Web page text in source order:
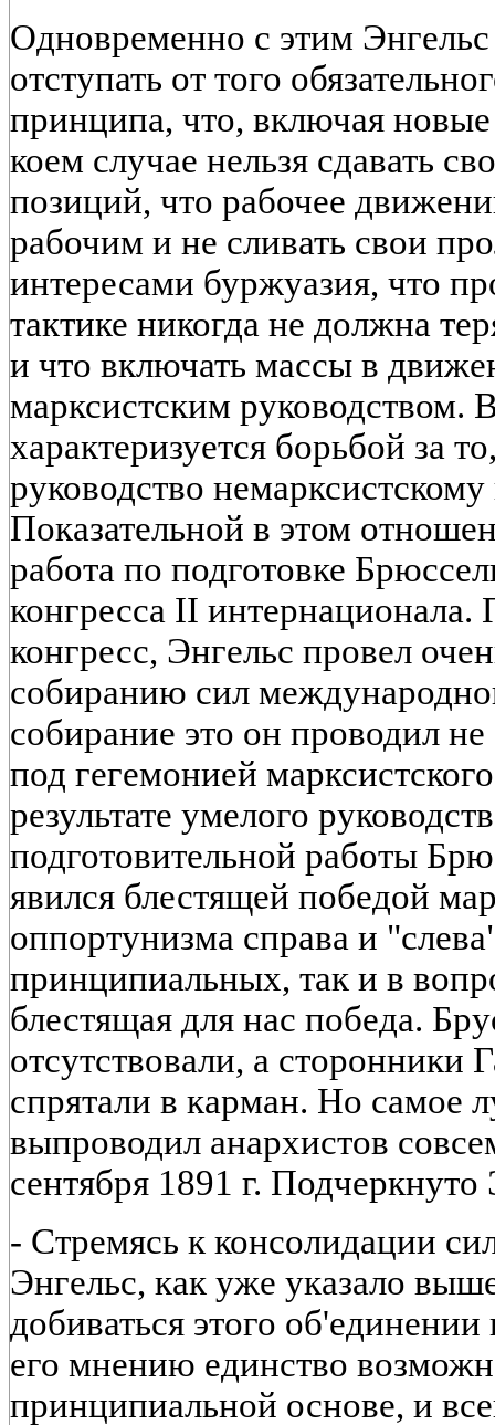
Одновременно с этим
отступать от того
принципа, что, включая
коем случае нельзя сдавать
позиций, что рабочее
рабочим и не сливать свои
интересами буржуазия, что
тактике никогда не должна
и что включать массы в
марксистским руководством.
характеризуется борьбой за
руководство
Показательной в этом
работа по подготовке
конгресса II интернационала.
конгресс, Энгельс провел
собиранию сил
собирание это он проводил
под гегемонией
результате умелого
подготовительной работы
явился блестящей победой
оппортунизма справа и
принципиальных, так и в
блестящая для нас победа.
отсутствовали, а
спрятали в карман. Но самое
выпроводил анархистов
сентября 1891 г.
- Стремясь к консолидации
Энгельс, как уже указало
добиваться этого
его мнению единство
принципиальной основе, и